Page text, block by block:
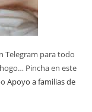
Telegram para todo
Pincha en este
Apoyo a familias de